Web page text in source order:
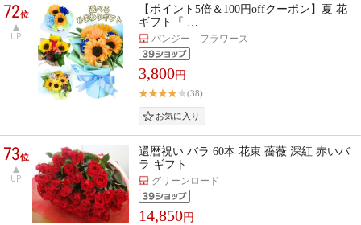
72位
UP
【ポイント5倍＆100円offクーポン】夏 花
ギフト『 …
パンジー フラワーズ
3,800円
(38)
73位
UP
還暦祝い バラ 60本 花束 薔薇 深紅 赤いバ
ラ ギフト
グリーンロード
14,850円